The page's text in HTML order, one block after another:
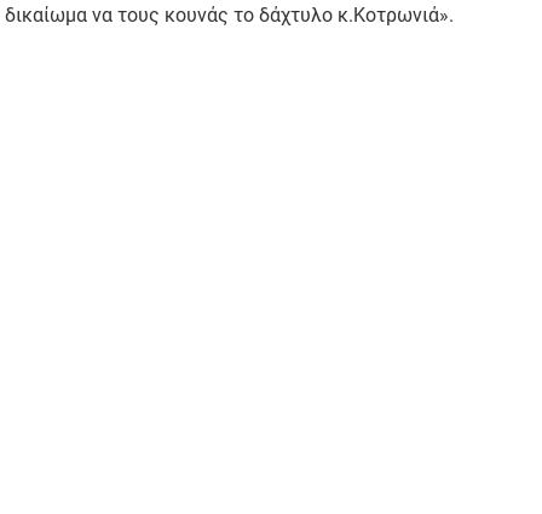
δικαίωμα να τους κουνάς το δάχτυλο κ.Κοτρωνιά».